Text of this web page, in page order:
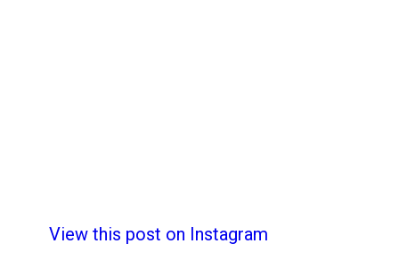
View this post on Instagram